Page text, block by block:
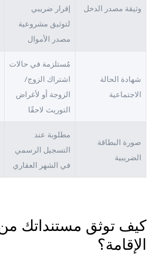
وثيقة مصدر الدخل
إقرار ضريبي
لتوثيق مشروعية
مصدر الأموال
شهادة الحالة
الاجتماعية
مُستلزمة في حالات
اشتراك الزوج/
الزوجة أو لأغراض
التوريث لاحقًا
صورة البطاقة
الضريبية
مطلوبة عند
التسجيل الرسمي
في الشهر العقاري
كيف توثق مستنداتك
الإقامة؟